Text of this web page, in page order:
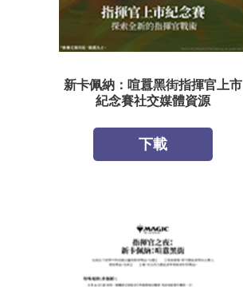
新卡佩納：喧囂黑街指揮官上市
紀念賽社交媒體資源
下載